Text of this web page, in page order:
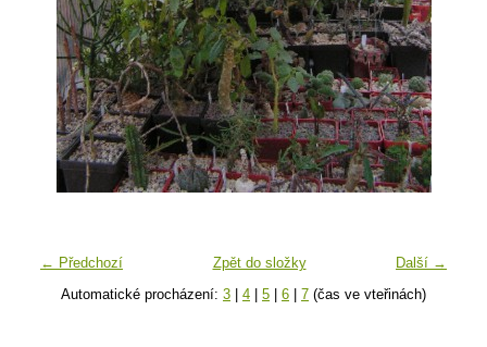
← Předchozí Další →
Zpět do složky
Automatické procházení: 3 4 5 6 7 (čas ve vteřinách)